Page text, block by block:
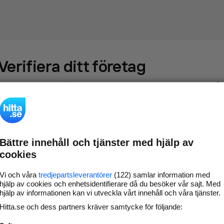
ditt företag
som69 547företag - ta kontroll över din företagssida på
hitta.se och syns bättre mot kunder i ditt närområde. Helt
kostnadsfritt.
Uppdatera din
företagsinformation
Svara på och hantera dina
Gå vidare
Bättre innehåll och tjänster med hjälp av
cookies
Vi och våra tredjepartsleverantörer (122) samlar information med
hjälp av cookies och enhetsidentifierare då du besöker vår sajt. Med
hjälp av informationen kan vi utveckla vårt innehåll och våra tjänster.
Hitta.se och dess partners kräver samtycke för följande: